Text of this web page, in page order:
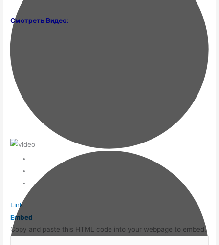
Link
Embed
Copy and paste this HTML code into your webpage to embed.
Смотреть Видео: